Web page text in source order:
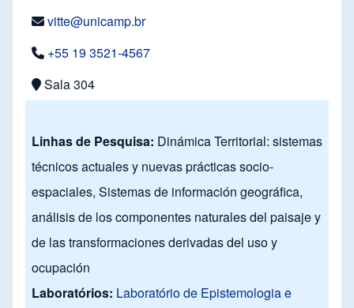
vitte@unicamp.br
+55 19 3521-4567
Sala 304
Linhas de Pesquisa: Dinámica Territorial: sistemas
técnicos actuales y nuevas prácticas socio-
espaciales, Sistemas de información geográfica,
análisis de los componentes naturales del paisaje y
de las transformaciones derivadas del uso y
ocupación
Laboratórios: Laboratório de Epistemologia e